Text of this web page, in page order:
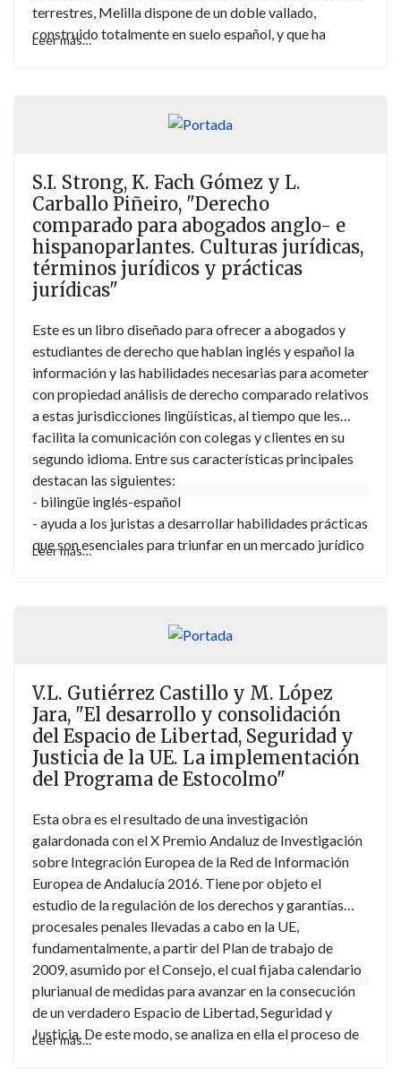
terrestres, Melilla dispone de un doble vallado,
construido totalmente en suelo español, y que ha
encuentra ocupado parcialmente por la existencia del
español. Finalmente, la navegación aérea en el
aeropuerto de Melilla se realiza a través del
denominado “Corredor de Melilla”, controlado por las
autoridades españolas pero que se localiza dentro del
espacio aéreo marroquí, con pleno consentimiento de
éste, y sin que haya existido ningún acuerdo de
recordemos que Marruecos no reconoce la soberanía
española sobre sus ciudades, islas y peñones en el norte
de África, dificultando enormemente la posibilidad de
una delimitación consensuada de las fronteras.
Leer más…
S.I. Strong, K. Fach Gómez y L.
Carballo Piñeiro, "Derecho
comparado para abogados anglo- e
hispanoparlantes. Culturas jurídicas,
términos jurídicos y prácticas
jurídicas"
Este es un libro diseñado para ofrecer a abogados y
estudiantes de derecho que hablan inglés y español la
información y las habilidades necesarias para acometer
con propiedad análisis de derecho comparado relativos
a estas jurisdicciones lingüísticas, al tiempo que les
facilita la comunicación con colegas y clientes en su
segundo idioma. Entre sus características principales
destacan las siguientes:
- bilingüe inglés-español
- ayuda a los juristas a desarrollar habilidades prácticas
que son esenciales para triunfar en un mercado jurídico
jurídicas y de negocio en diversas jurisdicciones
extranjeros y desarrolla las capacidades lingüísticas y
jurídicas de los lectores a través de métodos de
inmersión e instrucción.
Leer más…
V.L. Gutiérrez Castillo y M. López
Jara, "El desarrollo y consolidación
del Espacio de Libertad, Seguridad y
Justicia de la UE. La implementación
del Programa de Estocolmo"
Esta obra es el resultado de una investigación
galardonada con el X Premio Andaluz de Investigación
sobre Integración Europea de la Red de Información
Europea de Andalucía 2016. Tiene por objeto el
estudio de la regulación de los derechos y garantías
procesales penales llevadas a cabo en la UE,
fundamentalmente, a partir del Plan de trabajo de
2009, asumido por el Consejo, el cual fijaba calendario
plurianual de medidas para avanzar en la consecución
de un verdadero Espacio de Libertad, Seguridad y
Justicia. De este modo, se analiza en ella el proceso de
Leer más…